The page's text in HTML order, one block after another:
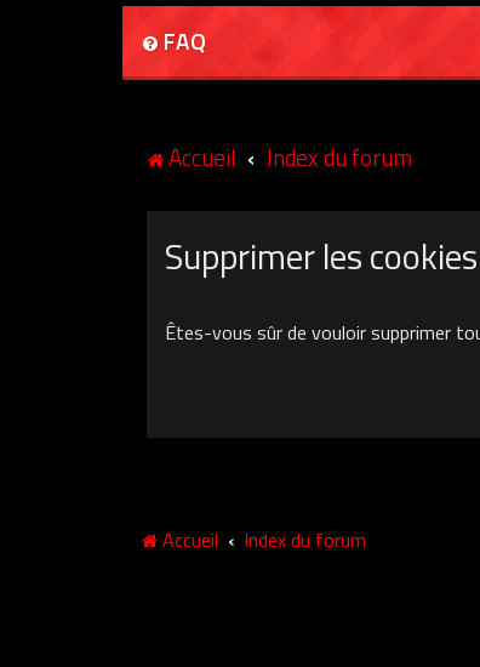
FAQ
Accueil Index du forum
Supprimer les cookies
Êtes-vous sûr de vouloir supprimer
Accueil Index du forum